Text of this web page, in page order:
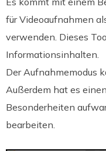
für Videoaufnahmen
verwenden. Dieses
Informationsinhalten.
Der Aufnahmemodus
Außerdem hat es
Besonderheiten
bearbeiten.